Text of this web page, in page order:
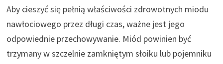
Aby cieszyć się pełnią właściwości zdrowotnych miodu
nawłociowego przez długi czas, ważne jest jego
odpowiednie przechowywanie. Miód powinien być
trzymany w szczelnie zamkniętym słoiku lub pojemniku